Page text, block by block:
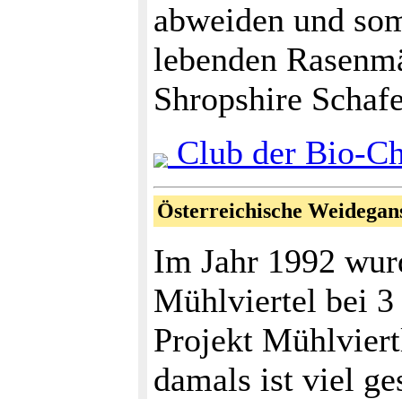
abweiden und
lebenden
Shropshire
Club der Bio-
Österreichische
Im Jahr 1992
Mühlviertel bei 3
Projekt
damals ist viel